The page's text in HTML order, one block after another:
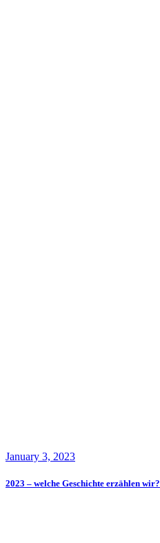
January 3, 2023
2023 – welche Geschichte erzählen wir?